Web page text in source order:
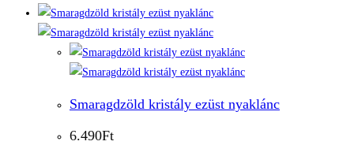
Smaragdzöld kristály ezüst nyaklánc
6.490Ft